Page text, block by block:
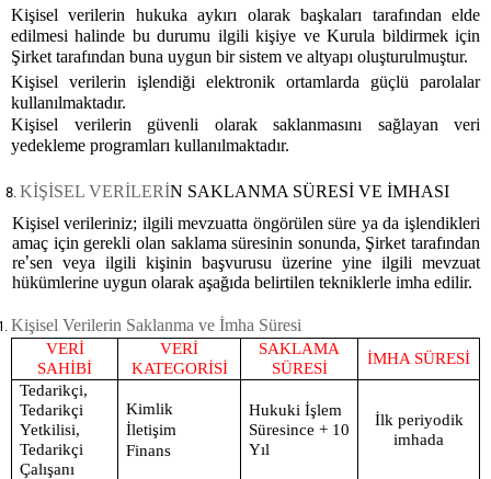
Kişisel verilerin hukuka aykırı olarak başkaları tarafından elde
edilmesi halinde bu durumu ilgili kişiye ve Kurula bildirmek için
Şirket tarafından buna uygun bir sistem ve altyapı oluşturulmuştur.
Kişisel verilerin işlendiği elektronik ortamlarda güçlü parolalar
kullanılmaktadır.
Kişisel verilerin güvenli olarak saklanmasını sağlayan veri
yedekleme programları kullanılmaktadır.
KİŞİSEL VERİLERİN SAKLANMA SÜRESİ VE İMHASI
Kişisel verileriniz; ilgili mevzuatta öngörülen süre ya da işlendikleri
amaç için gerekli olan saklama süresinin sonunda, Şirket tarafından
re’sen veya ilgili kişinin başvurusu üzerine yine ilgili mevzuat
hükümlerine uygun olarak aşağıda belirtilen tekniklerle imha edilir.
Kişisel Verilerin Saklanma ve İmha Süresi
VERİ
SAHİBİ
VERİ
KATEGORİSİ
SAKLAMA
SÜRESİ
İMHA SÜRESİ
Tedarikçi,
Tedarikçi
Yetkilisi,
Tedarikçi
Çalışanı
Kimlik
İletişim
Finans
Hukuki İşlem
Süresince + 10
Yıl
İlk periyodik
imhada